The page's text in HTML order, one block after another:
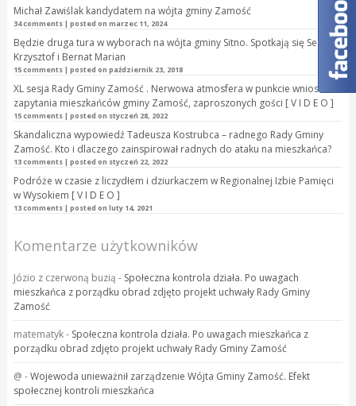
Michał Zawiślak kandydatem na wójta gminy Zamość
34 comments| posted on marzec 11, 2024
Będzie druga tura w wyborach na wójta gminy Sitno. Spotkają się Seń
Krzysztof i Bernat Marian
15 comments| posted on październik 23, 2018
XL sesja Rady Gminy Zamość . Nerwowa atmosfera w punkcie wnioski i
zapytania mieszkańców gminy Zamość, zaproszonych gości [ V I D E O ]
15 comments| posted on styczeń 28, 2022
Skandaliczna wypowiedź Tadeusza Kostrubca – radnego Rady Gminy
Zamość. Kto i dlaczego zainspirował radnych do ataku na mieszkańca?
13 comments| posted on styczeń 22, 2022
Podróże w czasie z liczydłem i dziurkaczem w Regionalnej Izbie Pamięci
w Wysokiem [ V I D E O ]
13 comments| posted on luty 14, 2021
Komentarze użytkowników
Józio z czerwoną buzią - Społeczna kontrola działa. Po uwagach
mieszkańca z porządku obrad zdjęto projekt uchwały Rady Gminy
Zamość
matematyk- Społeczna kontrola działa. Po uwagach mieszkańca z
porządku obrad zdjęto projekt uchwały Rady Gminy Zamość
@ -Wojewoda unieważnił zarządzenie Wójta Gminy Zamość. Efekt
społecznej kontroli mieszkańca